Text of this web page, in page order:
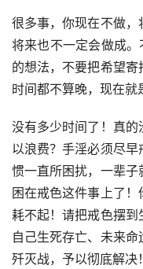
很多事，你现在不做，
将来也不一定会做成
的想法，不要把希望
时间都不算晚，现在就
没有多少时间了！真
以浪费？手淫必须尽
惯一直所困扰，一辈
困在戒色这件事上了
耗不起！请把戒色摆到
自己生死存亡、未来
歼灭战，予以彻底解决！